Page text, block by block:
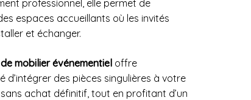
professionnel, elle permet de
espaces accueillants où les invités
et échanger.
mobilier événementieloffre
d’intégrer des pièces singulières à votre
achat définitif, tout en profitant d’un